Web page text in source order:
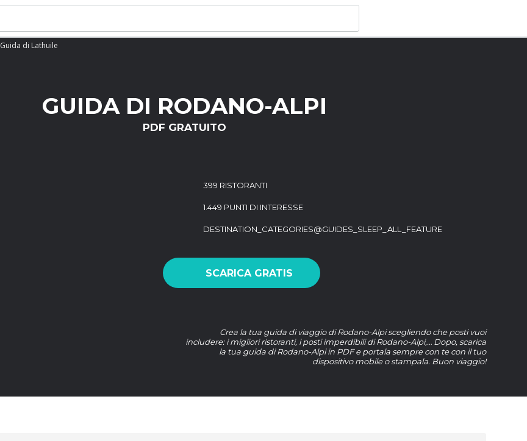
Guida di Lathuile
GUIDA DI RODANO-ALPI
PDF GRATUITO
399 RISTORANTI
1.449 PUNTI DI INTERESSE
DESTINATION_CATEGORIES@GUIDES_SLEEP_ALL_FEATURE
SCARICA GRATIS
Crea la tua guida di viaggio di Rodano-Alpi scegliendo che posti vuoi
includere: i migliori ristoranti, i posti imperdibili di Rodano-Alpi,… Dopo, scarica
la tua guida di Rodano-Alpi in PDF e portala sempre con te con il tuo
dispositivo mobile o stampala. Buon viaggio!